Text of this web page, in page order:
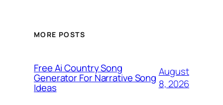
MORE POSTS
Free Ai Country Song
Generator For Narrative Song
Ideas
August
8, 2026